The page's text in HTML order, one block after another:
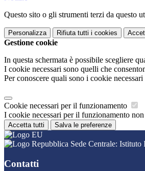
Questo sito o gli strumenti terzi da questo
Personalizza Rifiuta tutti i cookies
Gestione cookie
In questa schermata è possibile scegliere
I cookie necessari sono quelli che
Per conoscere quali sono i cookie
Cookie necessari per il funzionamento
I cookie necessari per il funzionamento
Accetta tutti Salva le preferenze
Sede Centrale:
Contatti